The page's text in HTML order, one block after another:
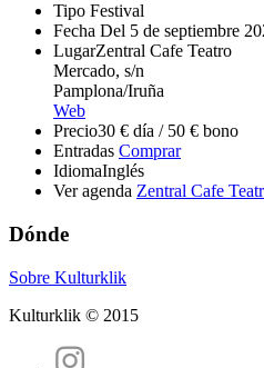
Tipo Festival
Fecha Del 5 de septiembre
LugarZentral Cafe Teatro
Mercado, s/n
Pamplona/Iruña
Web
Precio30 € día / 50 € bono
Entradas Comprar
IdiomaInglés
Ver agenda Zentral Cafe
Dónde
Sobre Kulturklik
Kulturklik © 2015